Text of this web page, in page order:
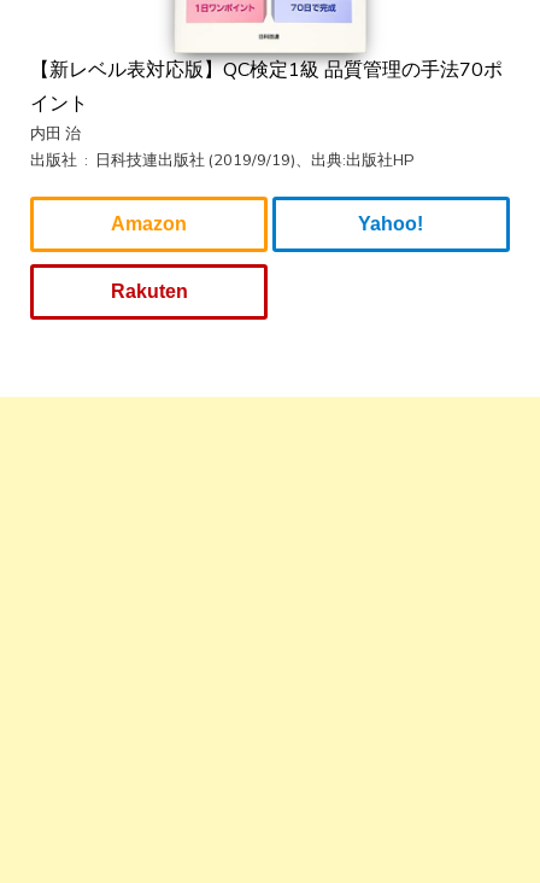
【新レベル表対応版】QC検定1級 品質管理の手法70ポ
イント
内田 治
出版社 ‏ : ‎ 日科技連出版社 (2019/9/19)、出典:出版社HP
Amazon Yahoo!
Rakuten